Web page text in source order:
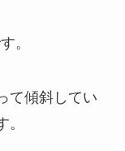
。
て傾斜してい